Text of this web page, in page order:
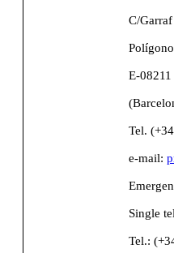
C/Garraf
E-08211
Tel.
e-mail:
Single
Tel.: